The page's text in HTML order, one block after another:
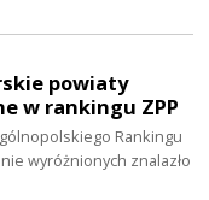
powiaty
w rankingu ZPP
Rankingu
wyróżnionych znalazło